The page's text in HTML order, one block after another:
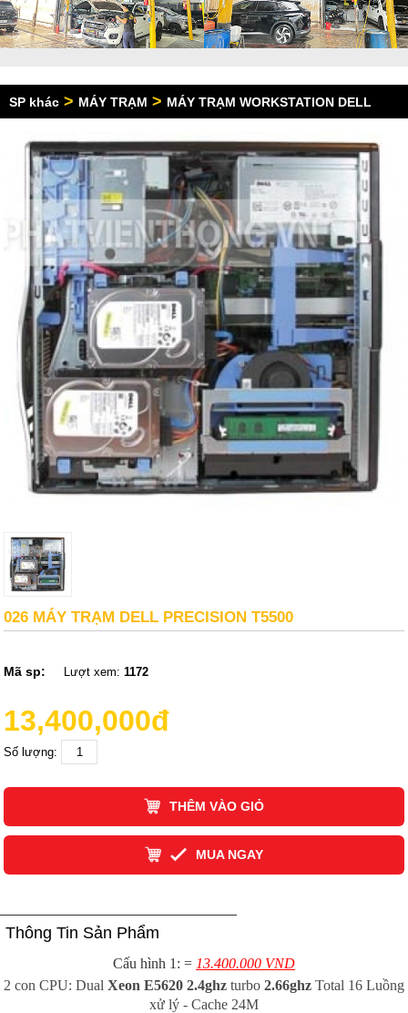
SP khác > MÁY TRẠM > MÁY TRẠM WORKSTATION DELL
026 MÁY TRẠM DELL PRECISION T5500
Mã sp: Lượt xem:1172
13,400,000đ
Số lượng:
THÊM VÀO GIỎ
MUA NGAY
Thông Tin Sản Phẩm
Cấu hình 1: = 13.400.000 VND
2 con CPU: Dual Xeon E5620 2.4ghz turbo 2.66ghz Total 16 Luồng
xử lý - Cache 24M